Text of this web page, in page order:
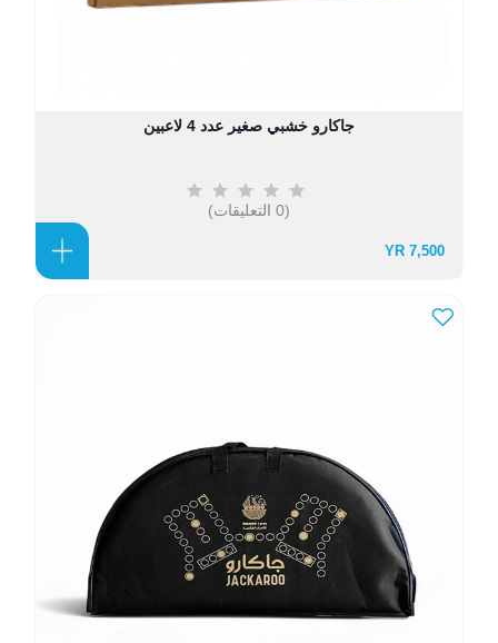
جاكارو خشبي صغير عدد 4 لاعبين
(0 التعليقات)
7,500 YR